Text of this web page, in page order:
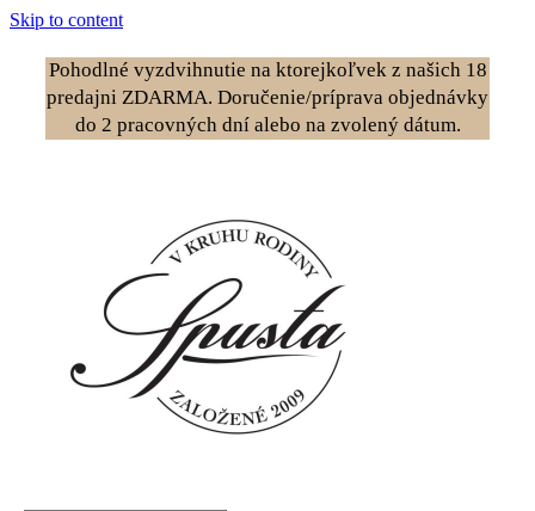
Skip to content
Pohodlné vyzdvihnutie na ktorejkoľvek z našich 18
predajni ZDARMA. Doručenie/príprava objednávky
do 2 pracovných dní alebo na zvolený dátum.